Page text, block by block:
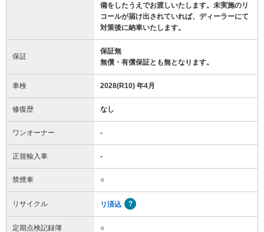
備をしたうえでお渡しいたします。未実施のリ
コールが届け出されていれば、ディーラーにて
対策後に納車いたします。
保証
保証無
無償・有償保証とも無となります。
車検 2028(R10) 年4月
修復歴 なし
ワンオーナー -
正規輸入車 -
禁煙車 ○
リサイクル リ済込
定期点検記録簿 ○